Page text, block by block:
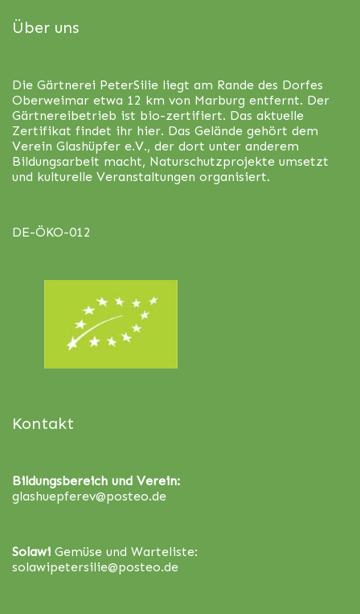
Über uns
Die Gärtnerei PeterSilie liegt am Rande des Dorfes
Oberweimar etwa 12 km von Marburg entfernt. Der
Gärtnereibetrieb ist bio-zertifiert. Das aktuelle
Zertifikat findet ihr hier. Das Gelände gehört dem
Verein Glashüpfer e.V., der dort unter anderem
Bildungsarbeit macht, Naturschutzprojekte umsetzt
und kulturelle Veranstaltungen organisiert.
DE-ÖKO-012
Kontakt
Bildungsbereich und Verein:
glashuepferev@posteo.de
Solawi Gemüse und Warteliste:
solawipetersilie@posteo.de